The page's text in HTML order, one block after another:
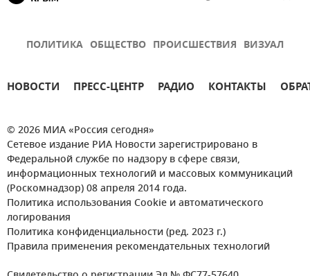
ПОЛИТИКА ОБЩЕСТВО ПРОИСШЕСТВИЯ ВИЗУАЛ
НОВОСТИ ПРЕСС-ЦЕНТР РАДИО КОНТАКТЫ
© 2026 МИА «Россия сегодня»
Сетевое издание РИА Новости зарегистрировано в
Федеральной службе по надзору в сфере связи,
информационных технологий и массовых коммуникаций
(Роскомнадзор) 08 апреля 2014 года.
Политика использования Cookie и автоматического
логирования
Политика конфиденциальности (ред. 2023 г.)
Правила применения рекомендательных технологий